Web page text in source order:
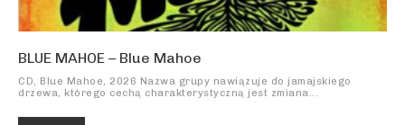
BLUE MAHOE – Blue Mahoe
CD, Blue Mahoe, 2026 Nazwa grupy nawiązuje do jamajskiego
drzewa, którego cechą charakterystyczną jest zmiana...